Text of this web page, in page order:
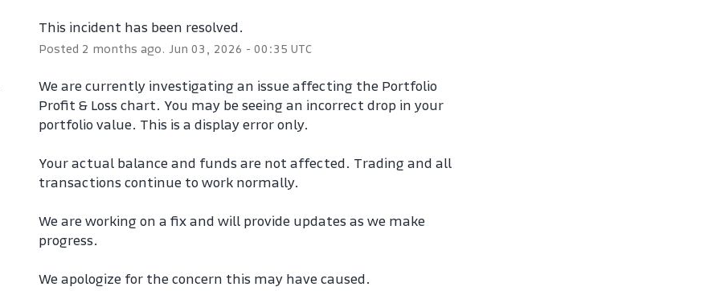
This incident has been resolved.
Posted 2 months ago. Jun03 2026 -00:35 UTC
We are currently investigating an issue affecting the Portfolio
Profit & Loss chart. You may be seeing an incorrect drop in your
portfolio value. This is a display error only.
Your actual balance and funds are not affected. Trading and all
transactions continue to work normally.
We are working on a fix and will provide updates as we make
progress.
We apologize for the concern this may have caused.